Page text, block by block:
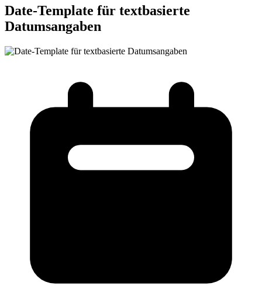
Date-Template für textbasierte
Datumsangaben